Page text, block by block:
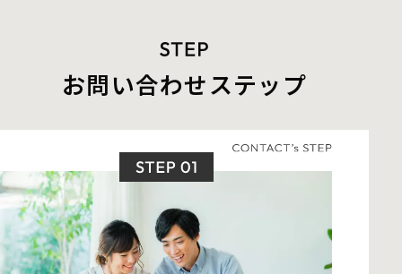
お問い合わせステップ